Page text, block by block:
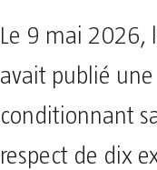
Le 9 mai 2026,
avait publié
conditionnant
respect de dix